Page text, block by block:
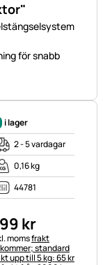
för snabb
i lager
2 - 5 vardagar
0,16 kg
44781
kr
momsfrakt
standard
upp till 5 kg: 65 kr